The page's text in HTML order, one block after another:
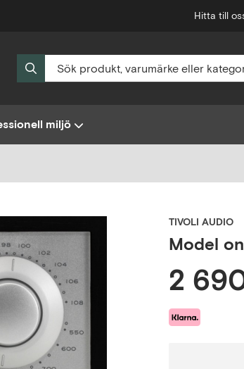
Hitta till
miljö
TIVOLI AUDIO
Model
2